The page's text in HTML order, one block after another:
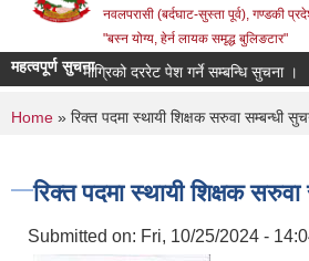
नवलपरासी (बर्दघाट-सुस्ता पूर्व), गण्डकी
"बस्न योग्य, हेर्न लायक समृद्ध बुलिङटार"
महत्वपूर्ण सुचना
सामाग्रिको दररेट पेश गर्ने सम्बन्धि सुचना ।
You are here
Home » रिक्त पदमा स्थायी शिक्षक सरुवा सम्बन्धी
रिक्त पदमा स्थायी शिक्षक
Submitted on: Fri, 10/25/2024 -